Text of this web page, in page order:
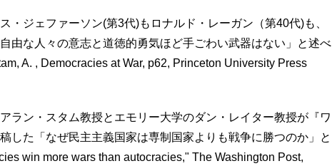
・ジェファーソン(第3代)もロナルド・レーガン（第40代)も、
由な人々の意志と道徳的勇気ほど手ごわい武器はない」と述べ
A. , Democracies at War, p62, Princeton University Press
ラン・スタム教授とエモリー大学のダン・レイター教授が『ワ
した「なぜ民主主義国家は専制国家よりも戦争に勝つのか」と
win more wars than autocracies," The Washington Post,